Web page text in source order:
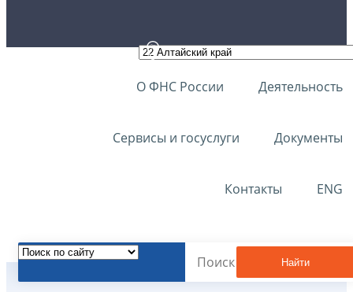
О ФНС России Деятельность
Сервисы и госуслуги Документы
Контакты ENG
Найти